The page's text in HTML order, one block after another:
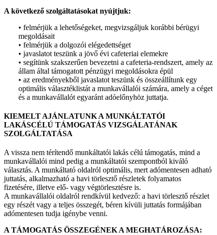
A következő szolgáltatásokat nyújtjuk:
• felmérjük a lehetőségeket, megvizsgáljuk korábbi bérügyi
megoldásait
• felmérjük a dolgozói elégedettséget
• javaslatot teszünk a jövő évi cafeteriai elemekre
• segítünk szakszerűen bevezetni a cafeteria-rendszert, amely az
állam által támogatott pénzügyi megoldásokra épül
• az eredményekből javaslatot teszünk és összeállítunk egy
optimális választéklistát a munkavállalói számára, amely a céget
és a munkavállalót egyaránt adóelőnyhöz juttatja.
KIEMELT AJÁNLATUNK A MUNKÁLTATÓI
LAKÁSCÉLÚ TÁMOGATÁS VIZSGÁLATÁNAK
SZOLGÁLTATÁSA
A vissza nem térítendő munkáltatói lakás célú támogatás, mind a
munkavállalói mind pedig a munkáltatói szempontból kiváló
választás. A munkáltató oldalról optimális, mert adómentesen adható
juttatás, alkalmazható a havi törlesztő részletek folyamatos
fizetésére, illetve elő- vagy végtörlesztésre is.
A munkavállalói oldalról rendkívül kedvező: a havi törlesztő részlet
egy részét vagy a teljes összegét, béren kívüli juttatás formájában
adómentesen tudja igénybe venni.
A TÁMOGATÁS ÖSSZEGÉNEK A MEGHATÁROZÁSA: